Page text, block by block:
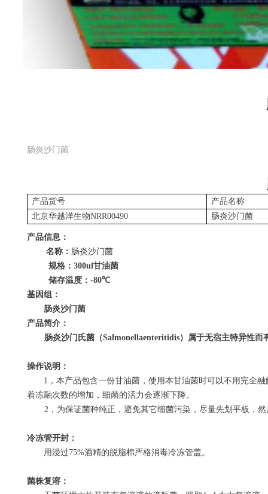
肠炎沙门菌
产品货号
产品名称
北京华越洋生物NRR00490 肠炎沙门菌
产品信息：
名称： 肠炎沙门菌
规格： 300ul甘油菌
储存温度： -80℃
基因组：
肠炎沙门菌
产品简介：
肠炎沙门氏菌（Salmonellaenteritidis）属于无宿主特异性而
操作说明：
1 ，本产品包含一份甘油菌，使用本甘油菌时可以不用完全
着冻融次数的增加，细菌的活力会逐渐下降。
2 ，为保证菌种纯正，避免其它细菌污染，尽量先划平板，
冷冻管开封：
用浸过75%酒精的脱脂棉严格消毒冷冻管盖。
菌株复溶：